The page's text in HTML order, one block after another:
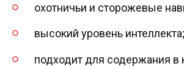
охотничьи и сторожевые
высокий уровень интеллекта;
подходит для содержания в